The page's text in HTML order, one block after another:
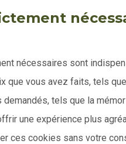
nécessaires sont
que vous avez faits, tels
tels que la
une expérience plus
ces cookies sans votre